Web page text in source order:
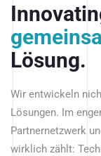
Lösung.
Wir entwickeln
Lösungen. Im
Partnernetzwerk
wirklich zählt: